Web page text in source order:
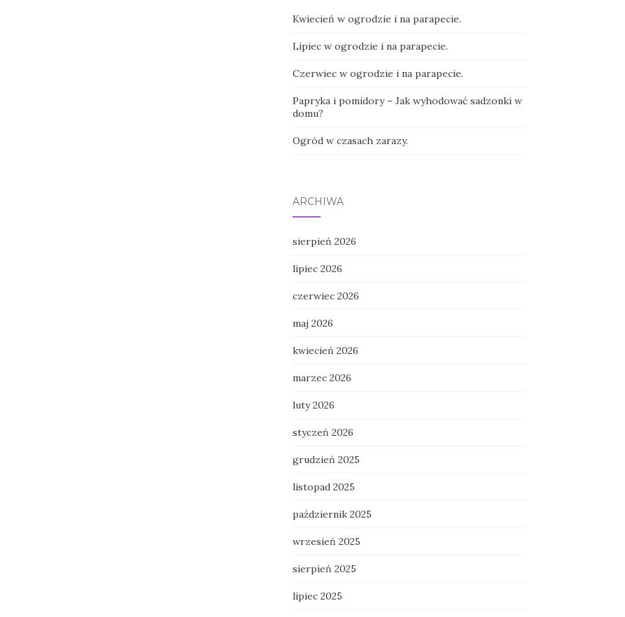
Kwiecień w ogrodzie i na parapecie.
Lipiec w ogrodzie i na parapecie.
Czerwiec w ogrodzie i na parapecie.
Papryka i pomidory – Jak wyhodować sadzonki w
domu?
Ogród w czasach zarazy.
ARCHIWA
sierpień 2026
lipiec 2026
czerwiec 2026
maj 2026
kwiecień 2026
marzec 2026
luty 2026
styczeń 2026
grudzień 2025
listopad 2025
październik 2025
wrzesień 2025
sierpień 2025
lipiec 2025